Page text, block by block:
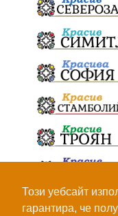
Този уебсайт
гарантира, че